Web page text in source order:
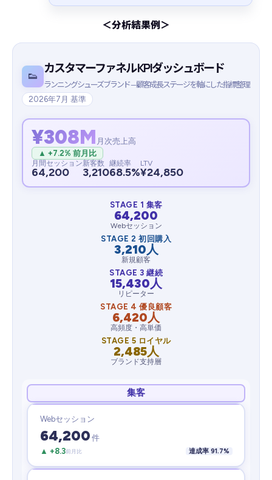
＜分析結果例＞
👟
カスタマーファネル KPIダッシュボード
ランニングシューズブランド — 顧客成長ステージを軸にした指標整理
2026年7月 基準
¥308M 月次売上高
▲ +7.2% 前月比
月間セッション
64,200
新客数
3,210
継続率
68.5%
LTV
¥24,850
STAGE 1 集客
64,200
Webセッション
STAGE 2 初回購入
3,210人
新規顧客
STAGE 3 継続
15,430人
リピーター
STAGE 4 優良顧客
6,420人
高頻度・高単価
STAGE 5 ロイヤル
2,485人
ブランド支持層
集客
Webセッション
64,200 件
▲ +8.3前月比 達成率 91.7%